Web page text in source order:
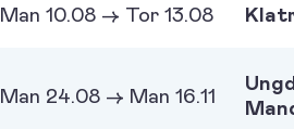
Man 10.08 -> Tor 13.08
Man 24.08 -> Man 16.11